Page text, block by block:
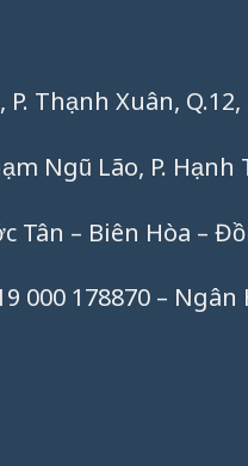
Thạnh Xuân, Q.12,
Ngũ Lão, P.
Tân – Biên Hòa –
000 178870 –